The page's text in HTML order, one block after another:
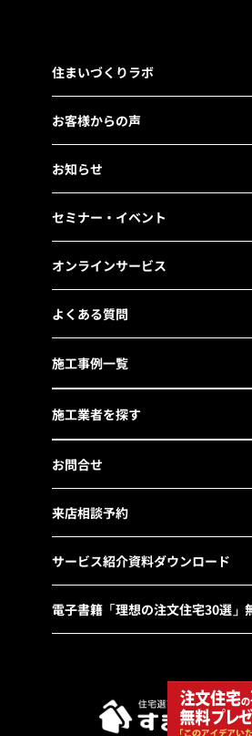
住まいづくりラボ
お客様からの声
お知らせ
セミナー・イベント
オンラインサービス
よくある質問
施工事例一覧
施工業者を探す
お問合せ
来店相談予約
サービス紹介資料ダウンロード
電子書籍「理想の注文住宅30選」